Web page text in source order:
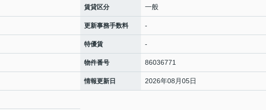
賃貸区分 一般
更新事務手数料 -
特優賃 -
物件番号 86036771
情報更新日 2026年08月05日